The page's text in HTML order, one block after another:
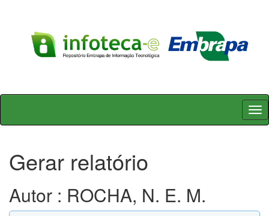
Skip
Gerar relatório
Autor : ROCHA, N. E. M.